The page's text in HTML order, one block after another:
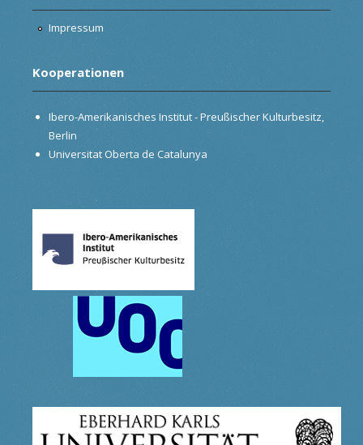
Impressum
Kooperationen
Ibero-Amerikanisches Institut - Preußischer Kulturbesitz,
Berlin
Universitat Oberta de Catalunya